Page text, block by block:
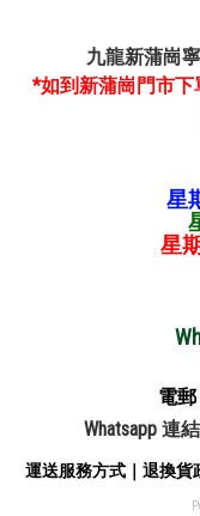
九龍新蒲崗
*如到新蒲崗門市
星
星
電郵
Whatsapp 連結
運送服務方式｜ 退換貨